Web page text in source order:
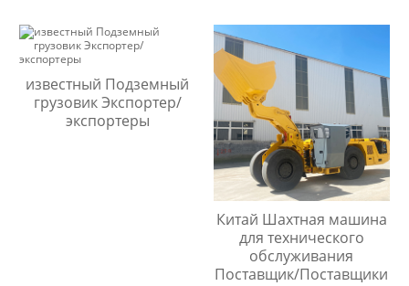
известный Подземный
грузовик Экспортер/
экспортеры
Китай Шахтная машина
для технического
обслуживания
Поставщик/Поставщики